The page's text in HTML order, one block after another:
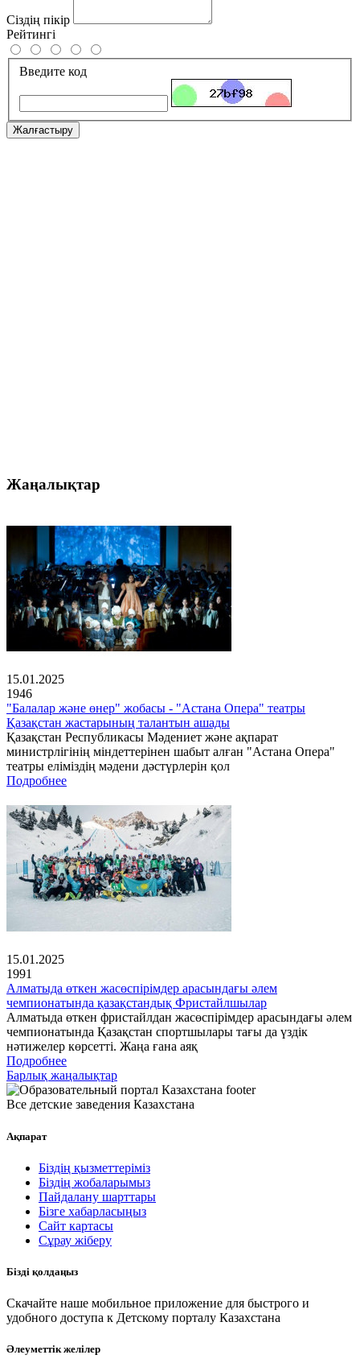
Сіздің пікір
Рейтингі
Введите код
Жалғастыру
Жаңалықтар
15.01.2025
1946
"Балалар және өнер" жобасы - "Астана Опера" театры
Қазақстан жастарының талантын ашады
Қазақстан Республикасы Мәдениет және ақпарат
министрлігінің міндеттерінен шабыт алған "Астана Опера"
театры еліміздің мәдени дәстүрлерін қол
Подробнее
15.01.2025
1991
Алматыда өткен жасөспірімдер арасындағы әлем
чемпионатында қазақстандық Фристайлшылар
Алматыда өткен фристайлдан жасөспірімдер арасындағы әлем
чемпионатында Қазақстан спортшылары тағы да үздік
нәтижелер көрсетті. Жаңа ғана аяқ
Подробнее
Барлық жаңалықтар
Все детские заведения Казахстана
Ақпарат
Біздің қызметтеріміз
Біздің жобаларымыз
Пайдалану шарттары
Бізге хабарласыңыз
Сайт картасы
Сұрау жіберу
Бізді қолдаңыз
Скачайте наше мобильное приложение для быстрого и
удобного доступа к Детскому порталу Казахстана
Әлеуметтік желілер